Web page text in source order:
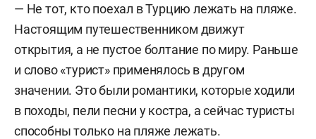
— Не тот, кто поехал в Турцию лежать на пляже.
Настоящим путешественником движут
открытия, а не пустое болтание по миру. Раньше
и слово «турист» применялось в другом
значении. Это были романтики, которые ходили
в походы, пели песни у костра, а сейчас туристы
способны только на пляже лежать.